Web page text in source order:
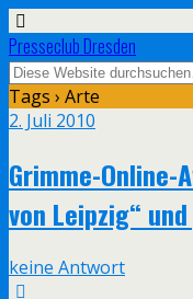
Presseclub Dresden
Tags › Arte
2. Juli 2010
Grimme-Online-
von Leipzig“
keine Antwort